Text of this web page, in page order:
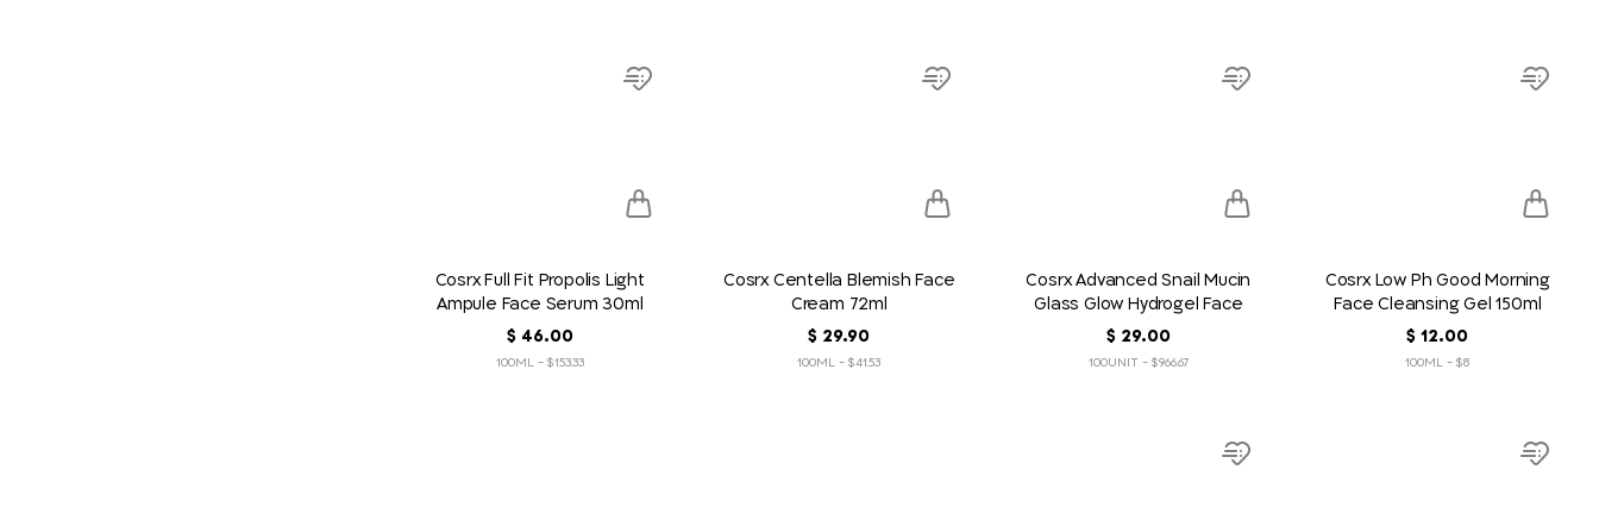
product
link
Add
Cosrx Low Ph Good Morning
Face Cleansing Gel 150ml
12.00
‏
$
$8 - 100ML
product
link
Add
Cosrx Advanced Snail Mucin
Glass Glow Hydrogel Face
Mask 3units Set
29.00
$
$966.67 - 100UNIT
product
link
Add
Cosrx Centella Blemish Face
Cream 72ml
29.90
$
$41.53 - 100ML
product
link
Add
Cosrx Full Fit Propolis Light
Ampule Face Serum 30ml
46.00
$
$153.33 - 100ML
product
link
Add
product
link
Add